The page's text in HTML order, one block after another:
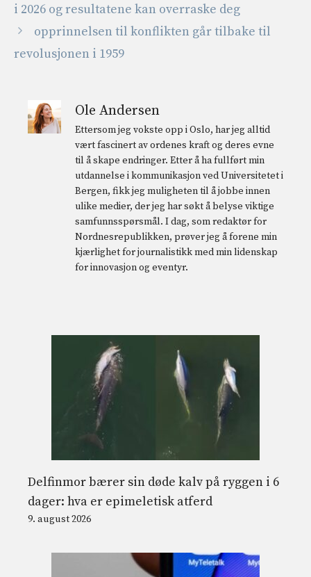
i 2026 og resultatene kan overraske deg
opprinnelsen til konflikten går tilbake til
revolusjonen i 1959
Ole Andersen
Ettersom jeg vokste opp i Oslo, har jeg alltid
vært fascinert av ordenes kraft og deres evne
til å skape endringer. Etter å ha fullført min
utdannelse i kommunikasjon ved Universitetet i
Bergen, fikk jeg muligheten til å jobbe innen
ulike medier, der jeg har søkt å belyse viktige
samfunnsspørsmål. I dag, som redaktør for
Nordnesrepublikken, prøver jeg å forene min
kjærlighet for journalistikk med min lidenskap
for innovasjon og eventyr.
Delfinmor bærer sin døde kalv på ryggen i 6
dager: hva er epimeletisk atferd
9. august 2026